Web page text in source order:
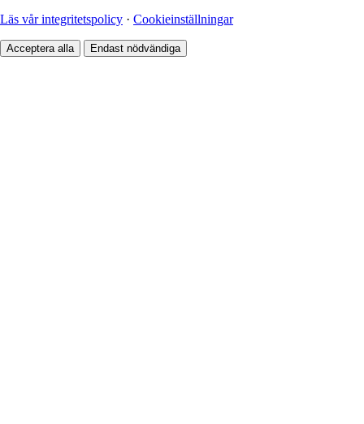
Läs vår integritetspolicy · Cookieinställningar
Acceptera alla Endast nödvändiga